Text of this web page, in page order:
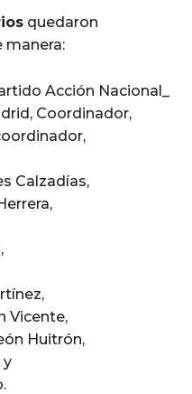
quedaron
manera:
Acción Nacional_
Coordinador,
Calzadías,
Vicente,
Huitrón,
y